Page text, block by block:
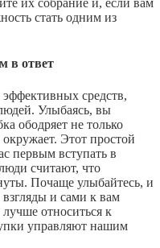
их собрание и, если вам
стать одним из
в ответ
средств,
Улыбаясь, вы
ободряет не только
Этот простой
первым вступать в
считают, что
Почаще улыбайтесь, и
и сами к вам
относиться к
управляют нашим